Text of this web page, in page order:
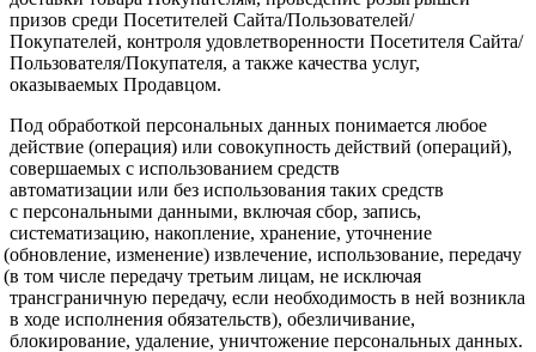
призов среди Посетителей Сайта/Пользователей/
Покупателей, контроля удовлетворенности Посетителя Сайта/
Пользователя/Покупателя, а также качества услуг,
оказываемых Продавцом.
Под обработкой персональных данных понимается любое
действие (операция) или совокупность действий (операций),
совершаемых с использованием средств
автоматизации или без использования таких средств
с персональными данными, включая сбор, запись,
систематизацию, накопление, хранение, уточнение
(обновление, изменение) извлечение, использование, передачу
(в том числе передачу третьим лицам, не исключая
трансграничную передачу, если необходимость в ней возникла
в ходе исполнения обязательств), обезличивание,
блокирование, удаление, уничтожение персональных данных.